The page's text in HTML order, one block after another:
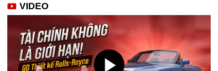
VIDEO